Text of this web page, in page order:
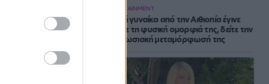
ENTERTAINMENT
Νεαρή γυναίκα από την Αιθιοπία έγινε
viral με τη φυσική ομορφιά της, δείτε την
εντυπωσιακή μεταμόρφωσή της